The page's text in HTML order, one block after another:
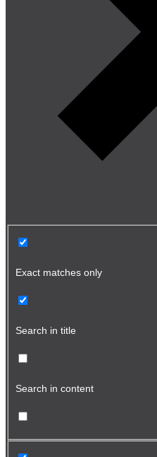
Exact matches only
Search in title
Search in content